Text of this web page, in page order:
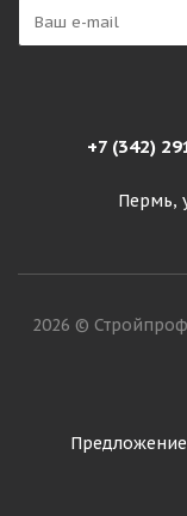
+7 (342)
Пермь,
2026 ©
Предложение